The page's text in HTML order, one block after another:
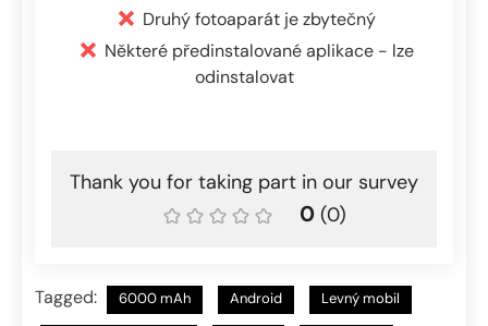
Druhý fotoaparát je zbytečný
Některé předinstalované aplikace - lze
odinstalovat
Thank you for taking part in our survey
0 (0)
Tagged: 6000 mAh Android Levný mobil